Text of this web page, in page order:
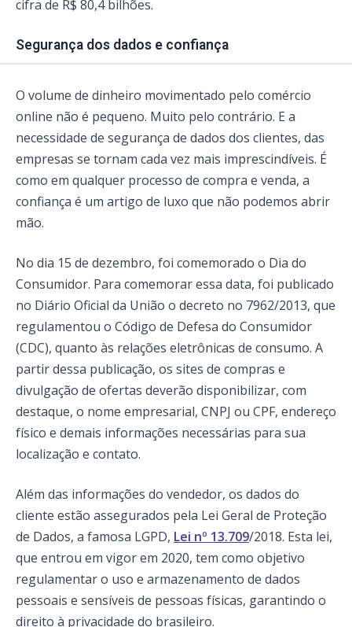
cifra de R$ 80,4 bilhões.
Segurança dos dados e confiança
O volume de dinheiro movimentado pelo comércio
online não é pequeno. Muito pelo contrário. E a
necessidade de segurança de dados dos clientes, das
empresas se tornam cada vez mais imprescindíveis. É
como em qualquer processo de compra e venda, a
confiança é um artigo de luxo que não podemos abrir
mão.
No dia 15 de dezembro, foi comemorado o Dia do
Consumidor. Para comemorar essa data, foi publicado
no Diário Oficial da União o decreto no 7962/2013, que
regulamentou o Código de Defesa do Consumidor
(CDC), quanto às relações eletrônicas de consumo. A
partir dessa publicação, os sites de compras e
divulgação de ofertas deverão disponibilizar, com
destaque, o nome empresarial, CNPJ ou CPF, endereço
físico e demais informações necessárias para sua
localização e contato.
Além das informações do vendedor, os dados do
cliente estão assegurados pela Lei Geral de Proteção
de Dados, a famosa LGPD, Lei nº 13.709/2018. Esta lei,
que entrou em vigor em 2020, tem como objetivo
regulamentar o uso e armazenamento de dados
pessoais e sensíveis de pessoas físicas, garantindo o
direito à privacidade do brasileiro.